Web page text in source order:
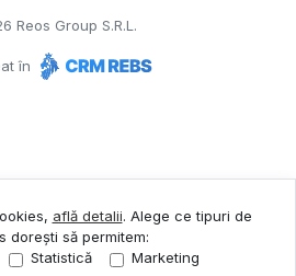
Reos Group S.R.L.
în
află detalii. Alege ce tipuri de
dorești să permitem:
Statistică Marketing